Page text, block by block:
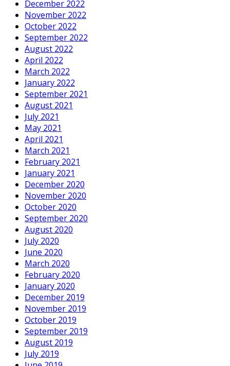
December 2022
November 2022
October 2022
September 2022
August 2022
April 2022
March 2022
January 2022
September 2021
August 2021
July 2021
May 2021
April 2021
March 2021
February 2021
January 2021
December 2020
November 2020
October 2020
September 2020
August 2020
July 2020
June 2020
March 2020
February 2020
January 2020
December 2019
November 2019
October 2019
September 2019
August 2019
July 2019